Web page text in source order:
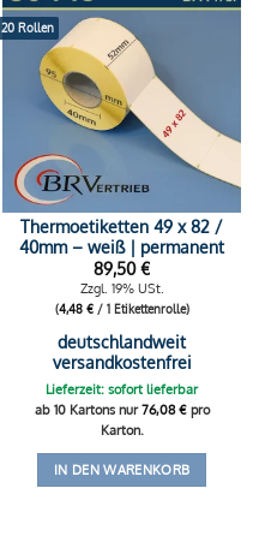
20 Rollen
Thermoetiketten 49 x 82 /
40mm – weiß | permanent
89,50€
Zzgl. 19% USt.
(4,48 €/ 1 Etikettenrolle)
deutschlandweit
versandkostenfrei
Lieferzeit: sofort lieferbar
ab 10 Kartons nur76,08€pro
Karton.
IN DEN WARENKORB